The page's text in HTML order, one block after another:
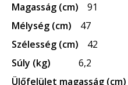
Magasság (cm)
91
Mélység (cm)
47
Szélesség (cm)
42
Súly (kg)
6,2
Ülőfelület magasság (cm)